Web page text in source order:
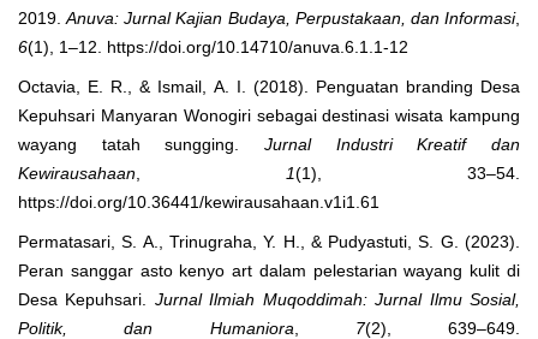
2019.Anuva: Jurnal Kajian Budaya, Perpustakaan, dan Informasi,
6(1), 1–12. https://doi.org/10.14710/anuva.6.1.1-12
Octavia, E. R., & Ismail, A. I. (2018). Penguatan branding Desa
Kepuhsari Manyaran Wonogiri sebagai destinasi wisata kampung
wayang tatah sungging. Jurnal Industri Kreatif dan
Kewirausahaan
1(1), 33–54.
https://doi.org/10.36441/kewirausahaan.v1i1.61
Permatasari, S. A., Trinugraha, Y. H., & Pudyastuti, S. G. (2023).
Peran sanggar asto kenyo art dalam pelestarian wayang kulit di
Desa Kepuhsari. Jurnal Ilmiah Muqoddimah: Jurnal Ilmu Sosial,
Politik, dan Humaniora
7(2), 639–649.